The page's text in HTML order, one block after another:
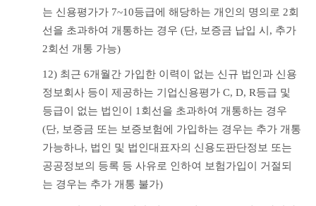
는 신용평가가 7~10등급에 해당하는 개인의 명의로 2회
선을 초과하여 개통하는 경우 (단, 보증금 납입 시, 추가
2회선 개통 가능)
12) 최근 6개월간 가입한 이력이 없는 신규 법인과 신용
정보회사 등이 제공하는 기업신용평가 C, D, R등급 및
등급이 없는 법인이 1회선을 초과하여 개통하는 경우
(단, 보증금 또는 보증보험에 가입하는 경우는 추가 개통
가능하나, 법인 및 법인대표자의 신용도판단정보 또는
공공정보의 등록 등 사유로 인하여 보험가입이 거절되
는 경우는 추가 개통 불가)